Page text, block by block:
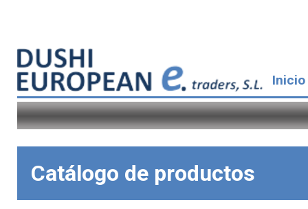
Inicio
Catálogo de productos